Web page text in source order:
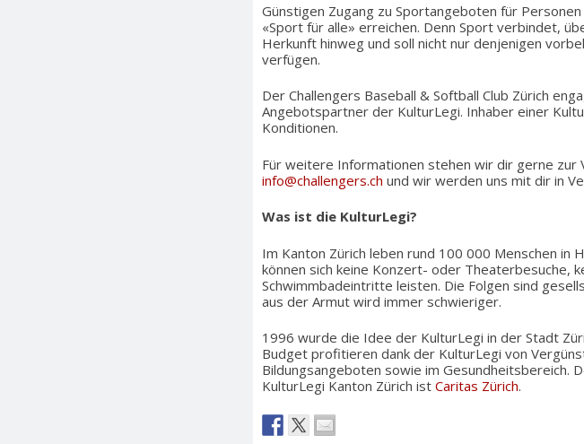
Günstigen Zugang zu Sportangeboten für
«Sport für alle» erreichen. Denn Sport verbindet,
Herkunft hinweg und soll nicht nur denjenigen
verfügen.
Der Challengers Baseball & Softball Club Zürich
Angebotspartner der KulturLegi. Inhaber einer
Konditionen.
Für weitere Informationen stehen wir dir gerne zur
info@challengers.ch und wir werden uns mit dir in
Was ist die KulturLegi?
Im Kanton Zürich leben rund 100 000 Menschen in
können sich keine Konzert- oder Theaterbesuche,
Schwimmbadeintritte leisten. Die Folgen sind
aus der Armut wird immer schwieriger.
1996 wurde die Idee der KulturLegi in der Stadt
Budget profitieren dank der KulturLegi von
Bildungsangeboten sowie im
KulturLegi Kanton Zürich ist Caritas Zürich.